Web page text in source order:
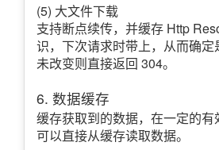
(5) 大文件下载
支持断点续传，并缓存 Http
识，下次请求时带上，从而确定
未改变则直接返回 304。
6. 数据缓存
缓存获取到的数据，在一定的
可以直接从缓存读取数据。